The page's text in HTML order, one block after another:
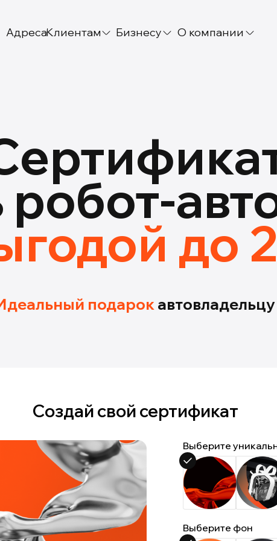
АдресаКлиентам Бизнесу О компании
подарок автовладельцу
робот-
до
Создай свой сертификат
Выберите
Выберите фон